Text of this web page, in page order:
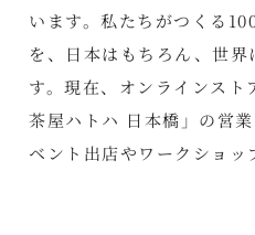
います。私たちがつくる
を、日本はもちろん、世
す。現在、オンラインス
茶屋ハトハ 日本橋」の営
ベント出店やワークショッ